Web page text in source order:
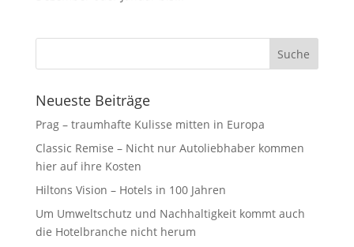
Neueste Beiträge
Prag – traumhafte Kulisse mitten in Europa
Classic Remise – Nicht nur Autoliebhaber kommen
hier auf ihre Kosten
Hiltons Vision – Hotels in 100 Jahren
Um Umweltschutz und Nachhaltigkeit kommt auch
die Hotelbranche nicht herum⁩